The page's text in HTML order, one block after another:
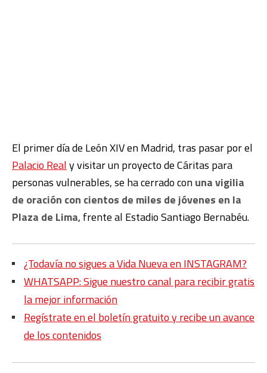
El primer día de León XIV en Madrid, tras pasar por el
Palacio Realy visitar un proyecto de Cáritas para
personas vulnerables, se ha cerrado conuna vigilia
de oración con cientos de miles de jóvenes en la
Plaza de Lima, frente al Estadio Santiago Bernabéu.
¿Todavía no sigues a Vida Nueva en INSTAGRAM?
WHATSAPP: Sigue nuestro canal para recibir gratis
la mejor información
Regístrate en el boletín gratuito y recibe un avance
de los contenidos